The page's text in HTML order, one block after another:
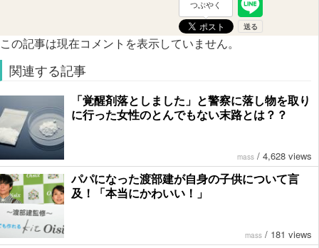
つぶやく
この記事は現在コメントを表示していません。
関連する記事
「覚醒剤落としました」と警察に落し物を取り
に行った女性のとんでもない末路とは？？
mass / 4,628 views
パパになった渡部建が自身の子供について言
及！「本当にかわいい！」
mass / 181 views